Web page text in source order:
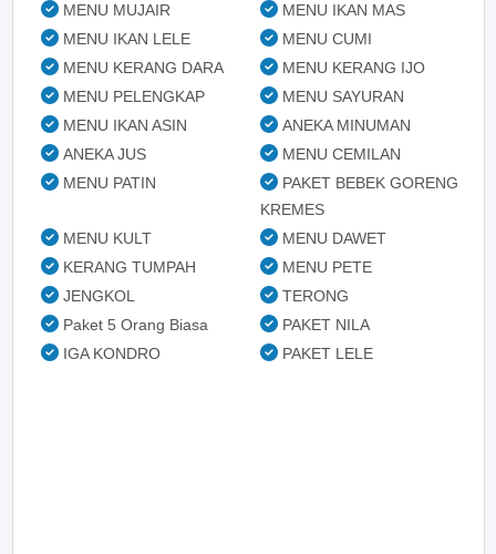
MENU MUJAIR
MENU IKAN MAS
MENU IKAN LELE
MENU CUMI
MENU KERANG DARA
MENU KERANG IJO
MENU PELENGKAP
MENU SAYURAN
MENU IKAN ASIN
ANEKA MINUMAN
ANEKA JUS
MENU CEMILAN
MENU PATIN
PAKET BEBEK GORENG
KREMES
MENU KULT
MENU DAWET
KERANG TUMPAH
MENU PETE
JENGKOL
TERONG
Paket 5 Orang Biasa
PAKET NILA
IGA KONDRO
PAKET LELE